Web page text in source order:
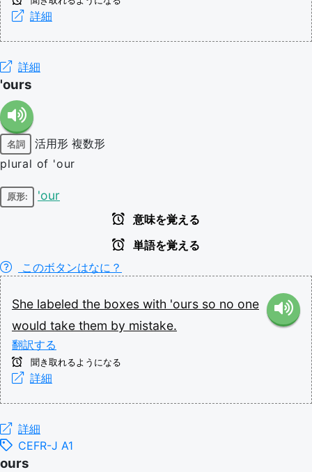
詳細
詳細
'ours
名詞 活用形 複数形
plural of 'our
原形: 'our
意味を覚える
単語を覚える
このボタンはなに？
She labeled the boxes with 'ours so no one
would take them by mistake.
翻訳する
聞き取れるようになる
詳細
詳細
CEFR-J A1
ours